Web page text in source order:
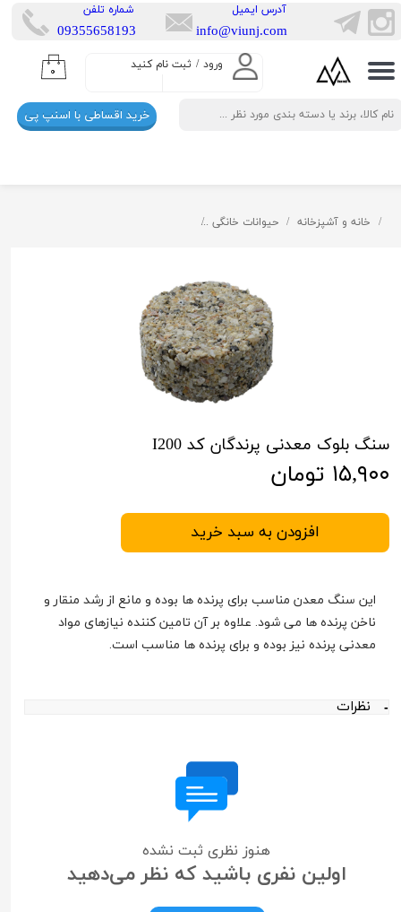
ورود / ثبت نام کنید
حساب کاربری من
تغییر گذر واژه
سفارشات
۰
​شماره تلفن
​​09355658193
​آدرس ایمیل
info@viunj.com
خرید اقساطی با اسنپ پی
خانه و آشپزخانه حیوانات خانگی
سنگ بلوک معدنی پرندگان کد I200
۱۵,۹۰۰ تومان
افزودن به سبد خرید
این سنگ معدن مناسب برای پرنده ها بوده و مانع از رشد منقار و
ناخن پرنده ها می شود. علاوه بر آن تامین کننده نیازهای مواد
معدنی پرنده نیز بوده و برای پرنده ها مناسب است.
نظرات
هنوز نظری ثبت نشده
اولین نفری باشید که نظر می‌دهید